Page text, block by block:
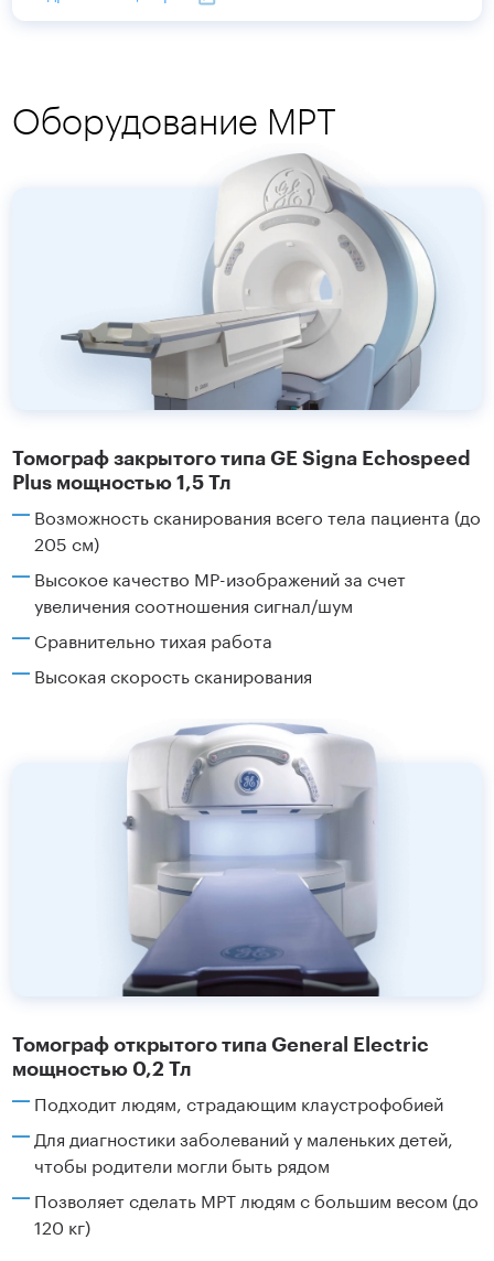
Оборудование МРТ
Томограф закрытого типа GE Signa Echospeed
Plus мощностью 1,5 Тл
Возможность сканирования всего тела пациента (до
205 см)
Высокое качество МР-изображений за счет
увеличения соотношения сигнал/шум
Сравнительно тихая работа
Высокая скорость сканирования
Томограф открытого типа General Electric
мощностью 0,2 Тл
Подходит людям, страдающим клаустрофобией
Для диагностики заболеваний у маленьких детей,
чтобы родители могли быть рядом
Позволяет сделать МРТ людям с большим весом (до
120 кг)